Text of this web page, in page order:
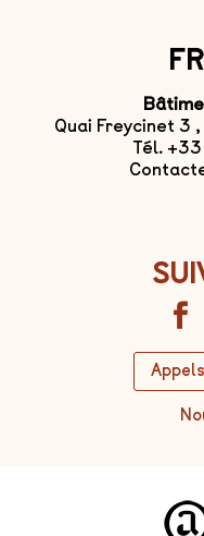
Quai Freycinet 3
Tél.